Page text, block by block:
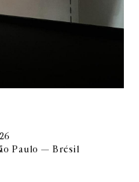
Paulo — Brésil